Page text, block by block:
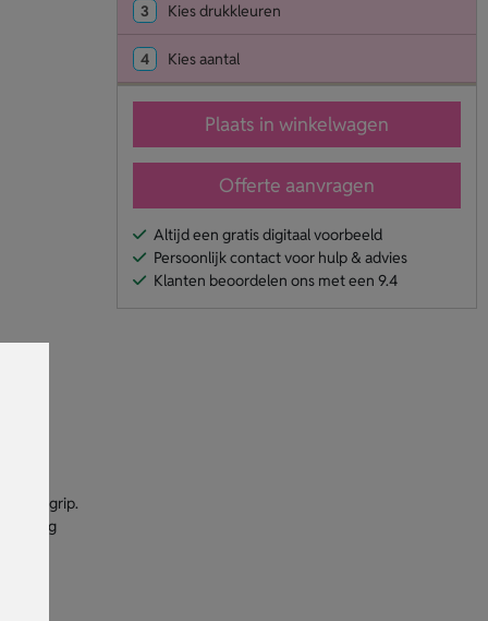
grip.
3 Kies drukkleuren
4 Kies aantal
Plaats in winkelwagen
Offerte aanvragen
Altijd een gratis digitaal voorbeeld
Persoonlijk contact voor hulp & advies
Klanten beoordelen ons met een 9.4